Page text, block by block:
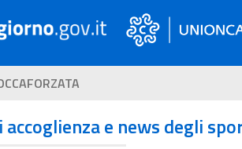
e news degli